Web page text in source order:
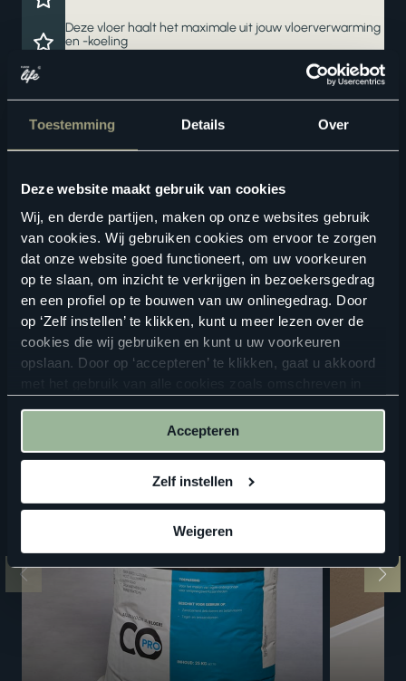
Toestemming Details Over
Deze website maakt gebruik van cookies
Wij, en derde partijen, maken op onze websites gebruik
van cookies. Wij gebruiken cookies om ervoor te zorgen
dat onze website goed functioneert, om uw voorkeuren
op te slaan, om inzicht te verkrijgen in bezoekersgedrag
en een profiel op te bouwen van uw onlinegedrag. Door
op ‘Zelf instellen’ te klikken, kunt u meer lezen over de
cookies die wij gebruiken en kunt u uw voorkeuren
opslaan. Door op ‘accepteren’ te klikken, gaat u akkoord
Accepteren
Zelf instellen
Weigeren
Deze vloer haalt het maximale uit jouw vloerverwarming
en -koeling
Een waterbestendige vloer voor zorgeloos wooncomfort
decor
Geschikte vloertoebehoren